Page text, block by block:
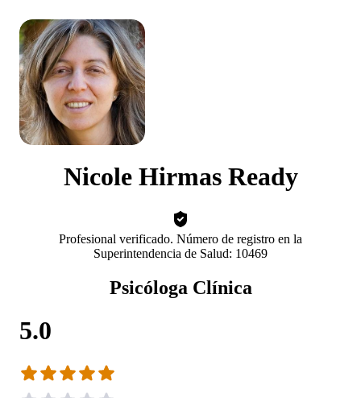
Nicole Hirmas Ready
Profesional verificado. Número de registro en la
Superintendencia de Salud: 10469
Psicóloga Clínica
5.0